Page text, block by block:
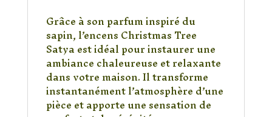
Grâce à son parfum inspiré du
sapin, l’encens Christmas Tree
Satya est idéal pour instaurer une
ambiance chaleureuse et relaxante
dans votre maison. Il transforme
instantanément l’atmosphère d’une
pièce et apporte une sensation de